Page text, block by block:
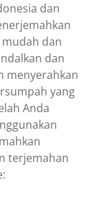
dan
dan
dan
menyerahkan
yang
Anda
terjemahan